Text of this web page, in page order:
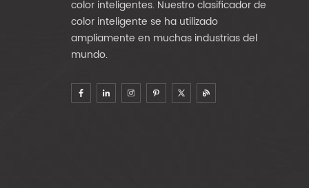
color inteligentes. Nuestro clasificador de
color inteligente se ha utilizado
ampliamente en muchas industrias del
mundo.